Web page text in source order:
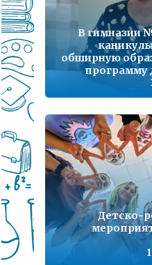
В гимназии
обширную
программу
Детско-